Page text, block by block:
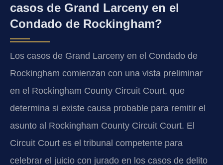
casos de Grand Larceny en el
Condado de Rockingham?
Los casos de Grand Larceny en el Condado de
Rockingham comienzan con una vista preliminar
en el Rockingham County Circuit Court, que
determina si existe causa probable para remitir el
asunto al Rockingham County Circuit Court. El
Circuit Court es el tribunal competente para
celebrar el juicio con jurado en los casos de delito